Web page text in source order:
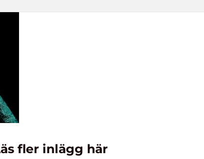
fler inlägg här